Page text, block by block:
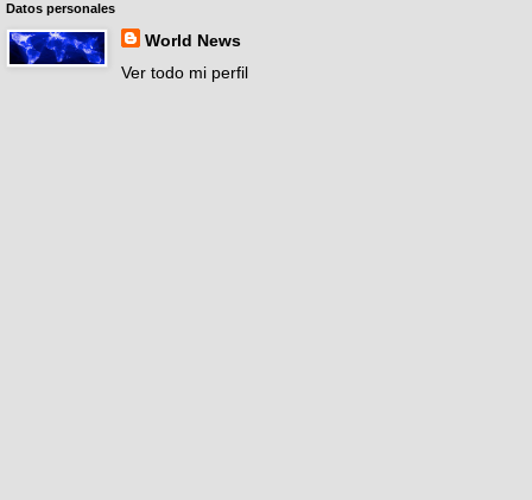
Datos personales
World News
Ver todo mi perfil